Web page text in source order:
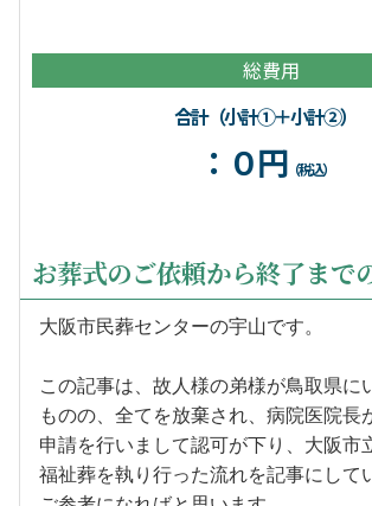
総費用
合計（小計①＋小計②）
：０円 （税込）
お葬式のご依頼から終了まで
大阪市民葬センターの宇山です。
この記事は、故人様の弟様が鳥取県に
ものの、全てを放棄され、病院医院長
申請を行いまして認可が下り、大阪市
福祉葬を執り行った流れを記事にして